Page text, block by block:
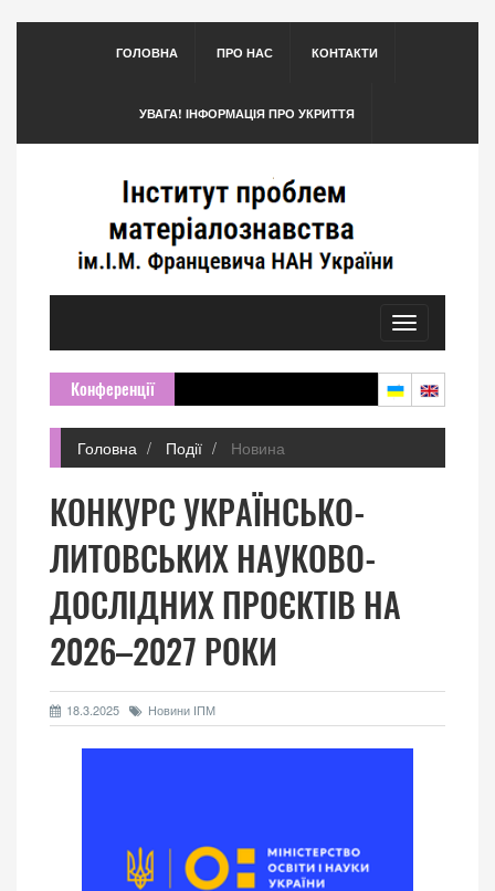
ГОЛОВНА ПРО НАС КОНТАКТИ
УВАГА! ІНФОРМАЦІЯ ПРО УКРИТТЯ
Toggle
navigation
Конференції
Головна Події Новина
КОНКУРС УКРАЇНСЬКО-
ЛИТОВСЬКИХ НАУКОВО-
ДОСЛІДНИХ ПРОЄКТІВ НА
2026–2027 РОКИ
18.3.2025 Новини ІПМ